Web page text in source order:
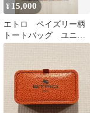
¥ 15,000
エトロ ペイズリー柄
トートバッグ ユニセ
ックス